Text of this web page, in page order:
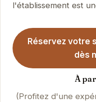
l'établissement est
Réservez votre
dès
À
(Profitez d'une